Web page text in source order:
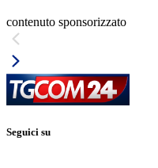
contenuto sponsorizzato
Seguici su